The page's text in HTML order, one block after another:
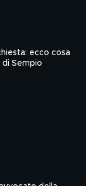
ecco cosa
Sempio